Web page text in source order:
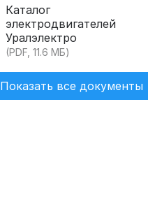
Каталог
электродвигателей
Уралэлектро
(PDF, 11.6 МБ)
Показать все документы